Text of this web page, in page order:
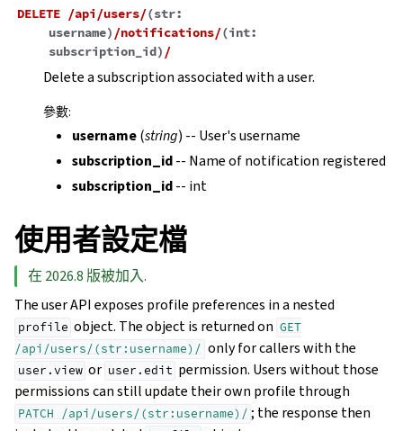
DELETE /api/users/(str:
username) /notifications/(int:
subscription_id) /
Delete a subscription associated with a user.
參數:
username(string) -- User's username
subscription_id-- Name of notification registered
subscription_id-- int
使用者設定檔
在 2026.8 版被加入.
The user API exposes profile preferences in a nested
profile object. The object is returned on GET
/api/users/(str:username)/ only for callers with the
user.view or user.edit permission. Users without those
permissions can still update their own profile through
PATCH /api/users/(str:username)/ ; the response then